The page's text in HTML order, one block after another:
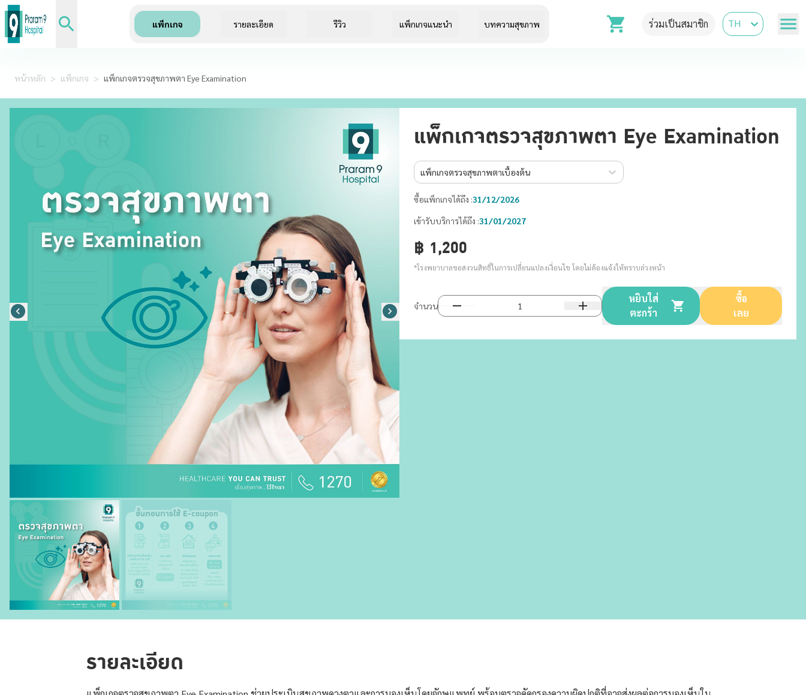
แพ็กเกจ รายละเอียด รีวิว แพ็กเกจแนะนำ บทความสุขภาพ ร่วมเป็นสมาชิก TH
หน้าหลัก > แพ็กเกจ > แพ็กเกจตรวจสุขภาพตา Eye Examination
แพ็กเกจตรวจสุขภาพตา Eye Examination
แพ็กเกจตรวจสุขภาพตาเบื้องต้น
ซื้อแพ็กเกจได้ถึง :31/12/2026
เข้ารับบริการได้ถึง :31/01/2027
฿ 1,200
*โรงพยาบาลขอสงวนสิทธิ์ในการเปลี่ยนแปลงเงื่อนไข โดยไม่ต้องแจ้งให้ทราบล่วงหน้า
จำนวน
หยิบใส่
ตะกร้า
ซื้อ
เลย
รายละเอียด